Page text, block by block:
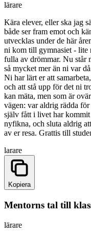
lärare
Kära elever, eller ska jag
både ser fram emot och
utvecklas under de här
ni kom till gymnasiet - lite
fulla av drömmar. Nu står
så mycket mer än ni var
Ni har lärt er att
och att stå upp för det ni
kan mäta, men som är
vägen: var aldrig rädda
själv fått i livet har
nyfikna, och sluta aldrig
av er resa. Grattis till
larare
Kopiera
Mentorns tal till
lärare